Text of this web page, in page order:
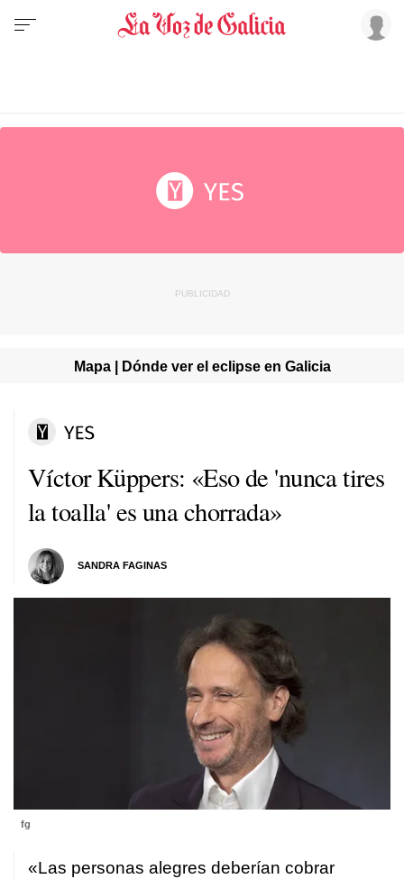
Mapa | Dónde ver el eclipse en Galicia
Víctor Küppers: «Eso de 'nunca tires
la toalla' es una chorrada»
SANDRA FAGINAS
fg
«Las personas alegres deberían cobrar